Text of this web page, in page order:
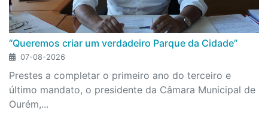
“Queremos criar um verdadeiro Parque da Cidade”
07-08-2026
Prestes a completar o primeiro ano do terceiro e
último mandato, o presidente da Câmara Municipal de
Ourém,...